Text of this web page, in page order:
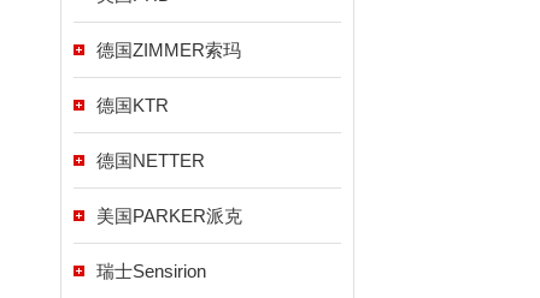
德国ZIMMER索玛
德国KTR
德国NETTER
美国PARKER派克
瑞士Sensirion